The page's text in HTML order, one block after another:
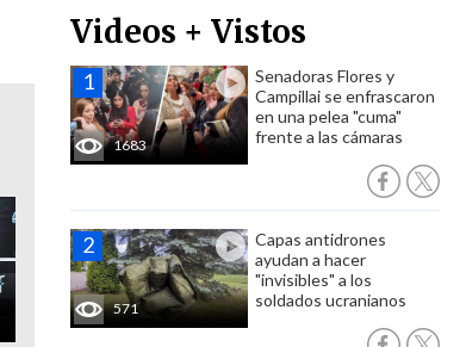
Videos + Vistos
1683
Senadoras Flores y
Campillai se enfrascaron
en una pelea "cuma"
frente a las cámaras
571
Capas antidrones
ayudan a hacer
"invisibles" a los
soldados ucranianos